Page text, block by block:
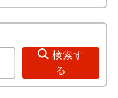
検索す
る